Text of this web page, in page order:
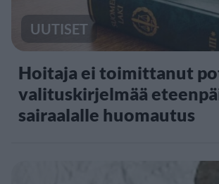
UUTISET
Hoitaja ei toimittanut
valituskirjelmää
sairaalalle huomautus